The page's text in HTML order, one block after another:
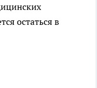
остаться в